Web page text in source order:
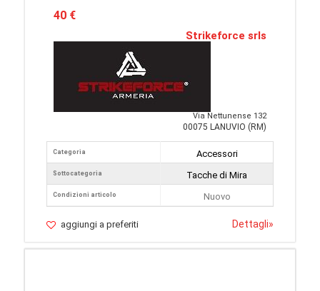
40 €
Strikeforce srls
Via Nettunense 132
00075 LANUVIO (RM)
Categoria
Sottocategoria
Condizioni articolo
Accessori
Tacche di Mira
Nuovo
aggiungi a preferiti Dettagli»